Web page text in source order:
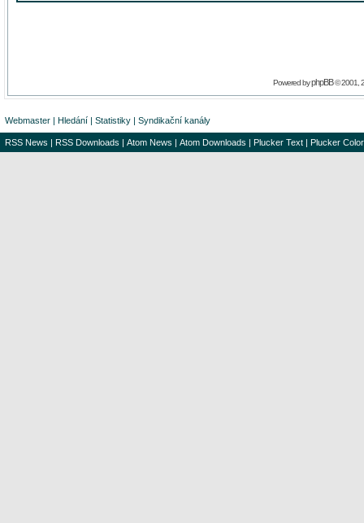
Powered byphpBB© 2001,
Webmaster | Hledání | Statistiky | Syndikační kanály
RSS News | RSS Downloads | Atom News | Atom Downloads | Plucker Text | Plucker Color